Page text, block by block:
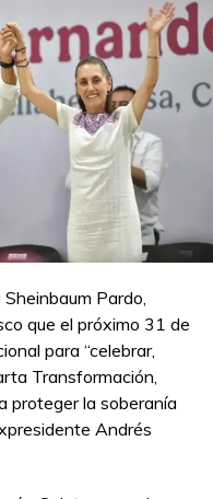
Pardo,
que el próximo 31 de
para “celebrar,
Transformación,
proteger la soberanía
Andrés